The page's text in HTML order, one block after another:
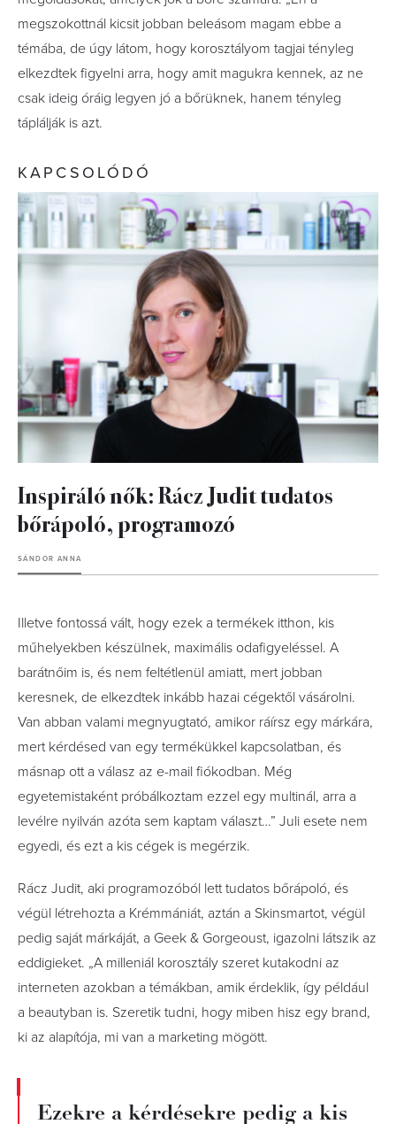
megszokottnál kicsit jobban beleásom magam ebbe a
témába, de úgy látom, hogy korosztályom tagjai tényleg
elkezdtek figyelni arra, hogy amit magukra kennek, az ne
csak ideig óráig legyen jó a bőrüknek, hanem tényleg
táplálják is azt.
KAPCSOLÓDÓ
Inspiráló nők: Rácz Judit tudatos
bőrápoló, programozó
SÁNDOR ANNA
Illetve fontossá vált, hogy ezek a termékek itthon, kis
műhelyekben készülnek, maximális odafigyeléssel. A
barátnőim is, és nem feltétlenül amiatt, mert jobban
keresnek, de elkezdtek inkább hazai cégektől vásárolni.
Van abban valami megnyugtató, amikor ráírsz egy márkára,
mert kérdésed van egy termékükkel kapcsolatban, és
másnap ott a válasz az e-mail fiókodban. Még
egyetemistaként próbálkoztam ezzel egy multinál, arra a
levélre nyilván azóta sem kaptam választ…” Juli esete nem
egyedi, és ezt a kis cégek is megérzik.
Rácz Judit, aki programozóból lett tudatos bőrápoló, és
végül létrehozta a Krémmániát, aztán a Skinsmartot, végül
pedig saját márkáját, a Geek & Gorgeoust, igazolni látszik az
eddigieket. „A milleniál korosztály szeret kutakodni az
interneten azokban a témákban, amik érdeklik, így például
a beautyban is. Szeretik tudni, hogy miben hisz egy brand,
ki az alapítója, mi van a marketing mögött.
Ezekre a kérdésekre pedig a kis